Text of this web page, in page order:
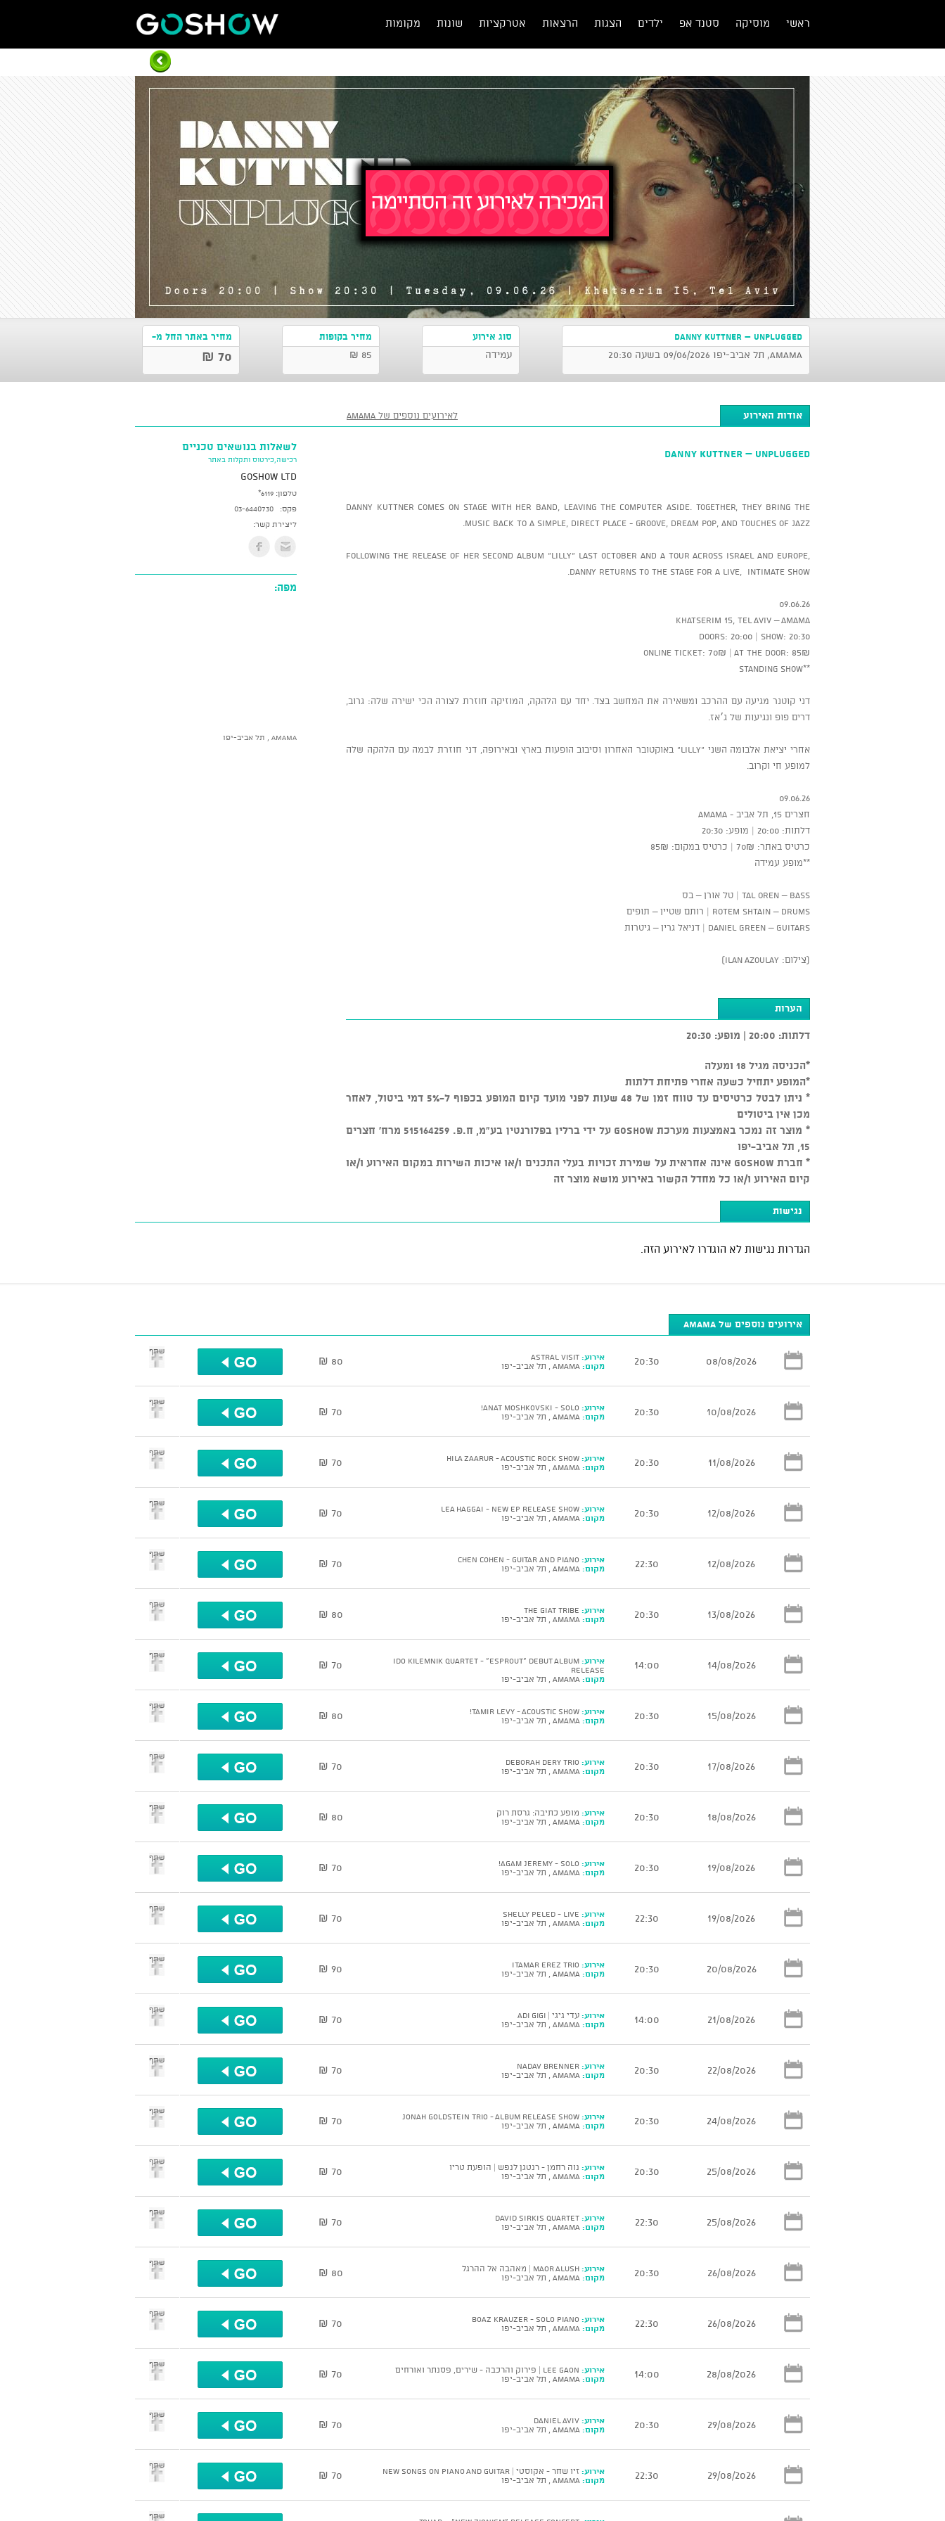
ראשי מוסיקה סטנד אפ ילדים הצגות הרצאות אטרקציות שונות מקומות
DANNY KUTTNER – Unplugged
AMAMA, תל אביב-יפו 09/06/2026 בשעה 20:30
סוג אירוע
עמידה
מחיר בקופות
85 ₪
מחיר באתר החל מ-
70 ₪
אודות האירוע לאירועים נוספים של AMAMA
DANNY KUTTNER – Unplugged
Danny Kuttner comes on stage with her band, leaving the computer aside. Together, they bring the
music back to a simple, direct place - groove, dream pop, and touches of jazz.
‏Following the release of her second album “Lilly” last October and a tour across Israel and Europe,
Danny returns to the stage for a live, intimate show.
09.06.26
‏**Standing show
דני קוטנר מגיעה עם ההרכב ומשאירה את המחשב בצד. יחד עם הלהקה, המוזיקה חוזרת לצורה הכי ישירה שלה: גרוב,
דרים פופ ונגיעות של ג׳אז.
אחרי יציאת אלבומה השני “Lilly” באוקטובר האחרון וסיבוב הופעות בארץ ובאירופה, דני חוזרת לבמה עם הלהקה שלה
למופע חי וקרוב.
09.06.26
חצרים 15, תל אביב - AMAMA
דלתות: 20:00 | מופע: 20:30
כרטיס באתר: 70₪ | כרטיס במקום: 85₪
**מופע עמידה
(צילום: Ilan Azoulay)
הערות
דלתות: 20:00 | מופע: 20:30
*הכניסה מגיל 18 ומעלה
*המופע יתחיל כשעה אחרי פתיחת דלתות
* ניתן לבטל כרטיסים עד טווח זמן של 48 שעות לפני מועד קיום המופע בכפוף ל-5% דמי ביטול, לאחר
מכן אין ביטולים
* מוצר זה נמכר באמצעות מערכת GOSHOW על ידי ברלין בפלורנטין בע"מ, ח.פ. 515164259 מרח' חצרים
15, תל אביב-יפו
* חברת GOSHOW אינה אחראית על שמירת זכויות בעלי התכנים ו/או איכות השירות במקום האירוע ו/או
קיום האירוע ו/או כל מחדל הקשור באירוע מושא מוצר זה
לשאלות בנושאים טכניים
רכישה,כירטוס ותקלות באתר
GoShow LTD
טלפון: *6119
פקס:
03-6440730
ליצירת קשר:
מפה:
AMAMA , תל אביב-יפו
נגישות
הגדרות נגישות לא הוגדרו לאירוע הזה.
אירועים נוספים של AMAMA
08/08/2026
20:30 אירוע:
מקום:
80 ₪
שתף
10/08/2026
20:30 אירוע:
מקום:
70 ₪
שתף
11/08/2026
20:30 אירוע:
מקום:
70 ₪
שתף
12/08/2026
20:30 אירוע:
מקום:
70 ₪
שתף
12/08/2026
22:30 אירוע:
מקום:
70 ₪
שתף
13/08/2026
20:30 אירוע:
מקום:
80 ₪
שתף
14/08/2026
14:00 אירוע: Ido Kilemnik Quartet - “ESPROUT” Debut Album
Release
מקום:
70 ₪
שתף
15/08/2026
20:30 אירוע:
מקום:
80 ₪
שתף
17/08/2026
20:30 אירוע:
מקום:
70 ₪
שתף
18/08/2026
20:30 אירוע: מופע כתיבה: גרסת רוק
מקום:
80 ₪
שתף
19/08/2026
20:30 אירוע:
מקום:
70 ₪
שתף
19/08/2026
22:30 אירוע:
מקום:
70 ₪
שתף
20/08/2026
20:30 אירוע:
מקום:
90 ₪
שתף
21/08/2026
14:00 אירוע: עדי גיגי | Adi Gigi
מקום:
70 ₪
שתף
22/08/2026
20:30 אירוע:
מקום:
70 ₪
שתף
24/08/2026
20:30 אירוע:
מקום:
70 ₪
שתף
25/08/2026
20:30 אירוע: נוה רחמן - רנטגן לנפש | הופעת טריו
מקום:
70 ₪
שתף
25/08/2026
22:30 אירוע:
מקום:
70 ₪
שתף
26/08/2026
20:30 אירוע:
מקום:
80 ₪
שתף
26/08/2026
22:30 אירוע:
מקום:
70 ₪
שתף
28/08/2026
14:00 אירוע:
מקום:
70 ₪
שתף
29/08/2026
20:30 אירוע:
מקום:
70 ₪
שתף
29/08/2026
22:30 אירוע: זיו שחר - אקוסטי | NEW SONGS ON PIANO AND GUITAR
מקום:
70 ₪
שתף
שתף